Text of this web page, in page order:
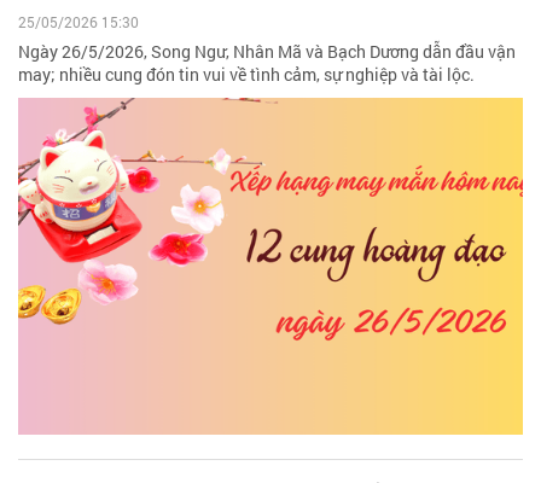
25/05/2026 15:30
Ngày 26/5/2026, Song Ngư, Nhân Mã và Bạch Dương dẫn đầu vận
may; nhiều cung đón tin vui về tình cảm, sự nghiệp và tài lộc.